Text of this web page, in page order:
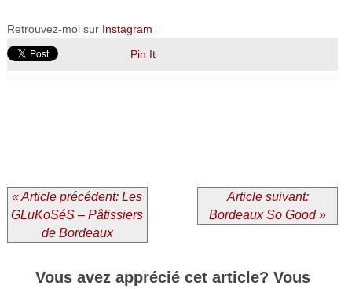
Retrouvez-moi sur Instagram
Pin It
« Article précédent: Les
GLuKoSéS – Pâtissiers
de Bordeaux
Article suivant:
Bordeaux So Good »
Vous avez apprécié cet article? Vous